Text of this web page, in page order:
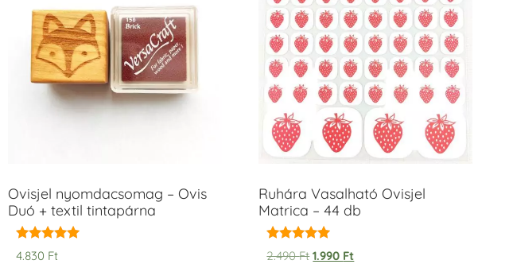
Ovisjel nyomdacsomag – Ovis
Duó + textil tintapárna
Értékelés:
5.00
4.830 Ft
Ruhára Vasalható Ovisjel
Matrica – 44 db
Értékelés:
5.00
2.490Ft 1.990 Ft